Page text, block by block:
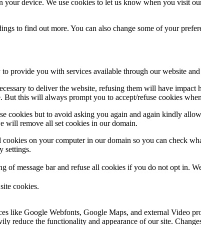
your device. We use cookies to let us know when you visit
to find out more. You can also change some of your
provide you with services available through our website
to deliver the website, refusing them will have
But this will always prompt you to accept/refuse cookies
cookies but to avoid asking you again and again kindly
will remove all set cookies in our domain.
on your computer in our domain so you can check
settings.
of message bar and refuse all cookies if you do not opt in.
cookies.
like Google Webfonts, Google Maps, and external Video
reduce the functionality and appearance of our site.